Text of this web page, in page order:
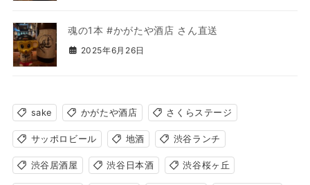
魂の1本 #かがたや酒店 さん直送
2025年6月26日
sake かがたや酒店 さくらステージ
サッポロビール 地酒 渋谷ランチ
渋谷居酒屋 渋谷日本酒 渋谷桜ヶ丘